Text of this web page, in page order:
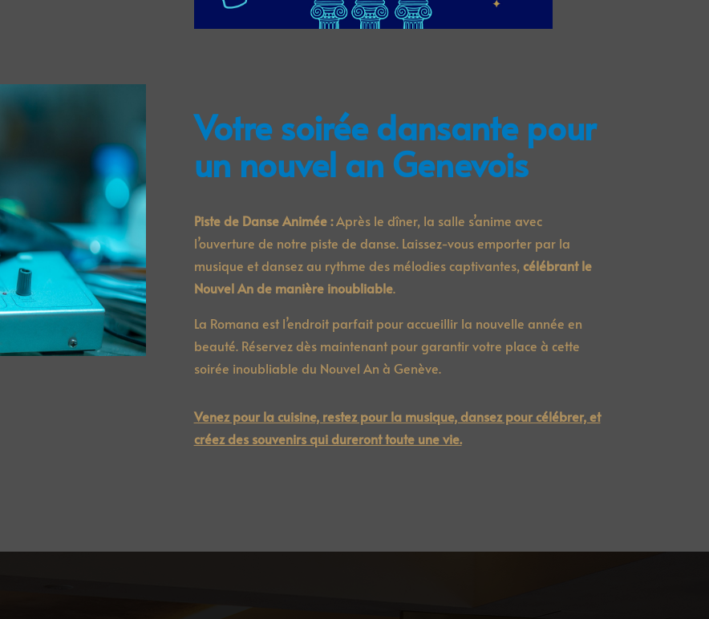
Votre soirée dansante pour
un nouvel an Genevois
Piste de Danse Animée :Après le dîner, la salle s’anime avec
l’ouverture de notre piste de danse. Laissez-vous emporter par la
musique et dansez au rythme des mélodies captivantes, célébrant le
Nouvel An de manière inoubliable.
La Romana est l’endroit parfait pour accueillir la nouvelle année en
beauté. Réservez dès maintenant pour garantir votre place à cette
soirée inoubliable du Nouvel An à Genève.
Venez pour la cuisine, restez pour la musique, dansez pour célébrer, et
créez des souvenirs qui dureront toute une vie.